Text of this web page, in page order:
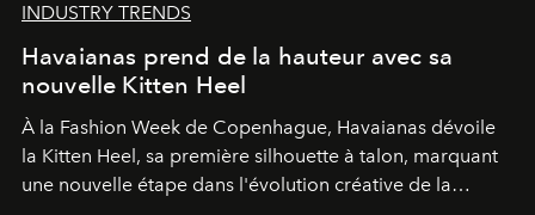
INDUSTRY TRENDS
Havaianas prend de la hauteur avec sa
nouvelle Kitten Heel
À la Fashion Week de Copenhague, Havaianas dévoile
la Kitten Heel, sa première silhouette à talon, marquant
une nouvelle étape dans l'évolution créative de la